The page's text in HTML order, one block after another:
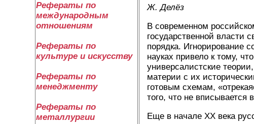
Рефераты по
международным
отношениям
Рефераты по
культуре и искусству
Рефераты по
менеджменту
Рефераты по
металлургии
Ж. Делёз
В современном
государственной власти
порядка. Игнорирование
науках привело к тому,
универсалистские
материи с их
готовым схемам,
того, что не вписывается
Еще в начале XX века